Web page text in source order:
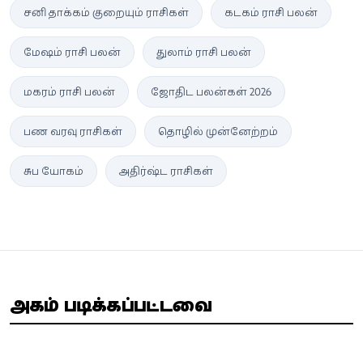
சனி தாக்கம் குறையும் ராசிகள் கடகம் ராசி பலன்
மேஷம் ராசி பலன் துலாம் ராசி பலன்
மகரம் ராசி பலன் ஜோதிட பலன்கள் 2026
பண வரவு ராசிகள் தொழில் முன்னேற்றம்
சுப யோகம் அதிர்ஷ்ட ராசிகள்
அதிகம் படிக்கப்பட்டவை